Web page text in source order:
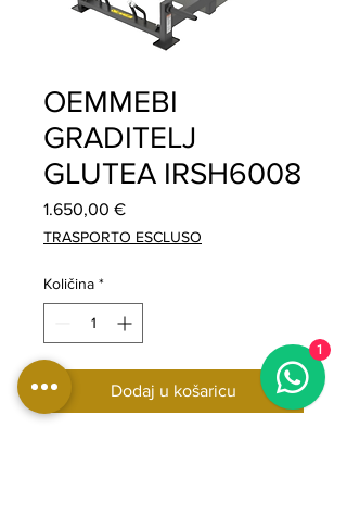
OEMMEBI
GRADITELJ
GLUTEA IRSH6008
1.650,00 €Cijena
TRASPORTO ESCLUSO
Količina *
Dodaj u košaricu
1